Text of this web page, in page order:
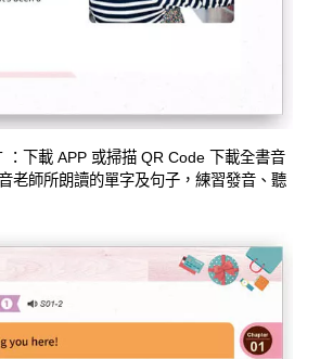
下載 APP 或掃描 QR Code 下載全書音
老師所朗讀的單字及句子，練習發音、聽